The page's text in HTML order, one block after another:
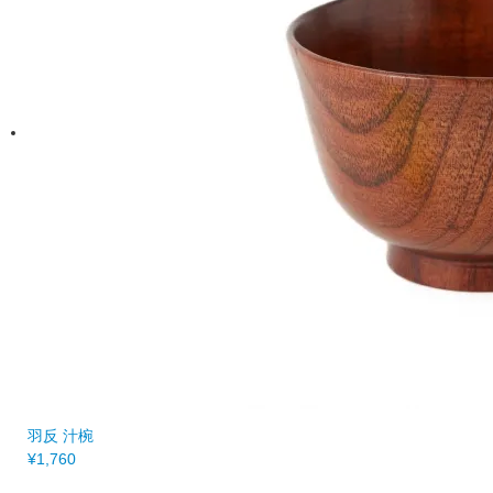
羽反 汁椀
¥1,760